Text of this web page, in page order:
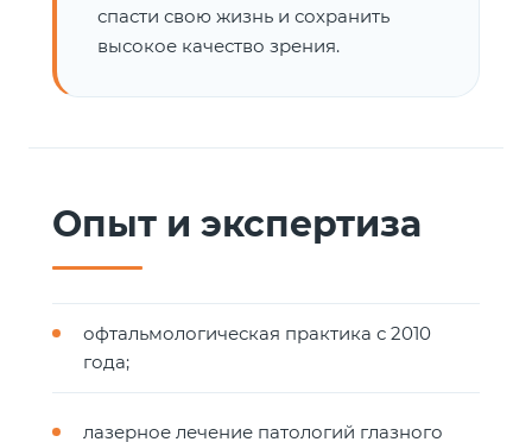
спасти свою жизнь и сохранить
высокое качество зрения.
Опыт и экспертиза
офтальмологическая практика с 2010
года;
лазерное лечение патологий глазного